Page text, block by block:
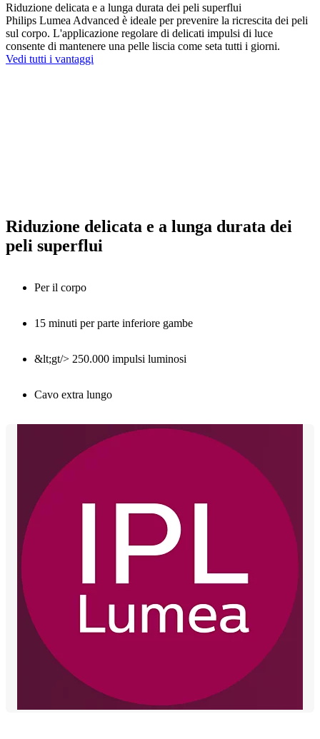
Riduzione delicata e a lunga durata dei peli superflui
Philips Lumea Advanced è ideale per prevenire la ricrescita dei peli
sul corpo. L'applicazione regolare di delicati impulsi di luce
consente di mantenere una pelle liscia come seta tutti i giorni.
Vedi tutti i vantaggi
Riduzione delicata e a lunga durata dei
peli superflui
Per il corpo
15 minuti per parte inferiore gambe
&lt;gt/> 250.000 impulsi luminosi
Cavo extra lungo